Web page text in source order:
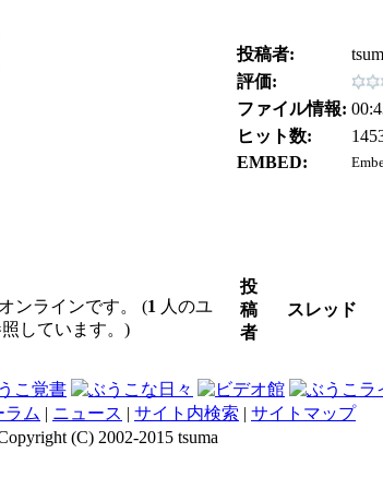
ンラインです。 (1 人のユ
照しています。)
投稿者:
評価:
ファイル情報:
ヒット数:
EMBED:
投
稿
者
スレッド
ラム | ニュース | サイト内検索 | サイトマップ
(C) 2002-2015 tsuma